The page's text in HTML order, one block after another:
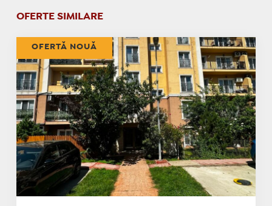
OFERTE SIMILARE
OFERTĂ NOUĂ